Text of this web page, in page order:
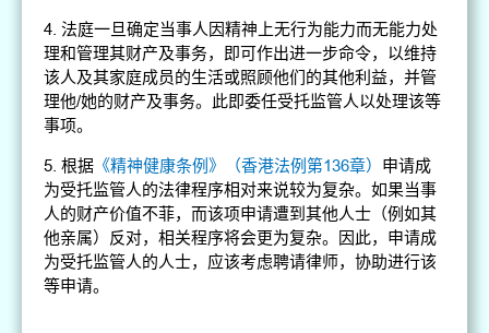
4. 法庭一旦确定当事人因精神上无行为能力而无能力处
理和管理其财产及事务，即可作出进一步命令，以维持
该人及其家庭成员的生活或照顾他们的其他利益，并管
理他/她的财产及事务。此即委任受托监管人以处理该等
事项。
5. 根据 《精神健康条例》（香港法例第136章） 申请成
为受托监管人的法律程序相对来说较为复杂。如果当事
人的财产价值不菲，而该项申请遭到其他人士（例如其
他亲属）反对，相关程序将会更为复杂。因此，申请成
为受托监管人的人士，应该考虑聘请律师，协助进行该
等申请。